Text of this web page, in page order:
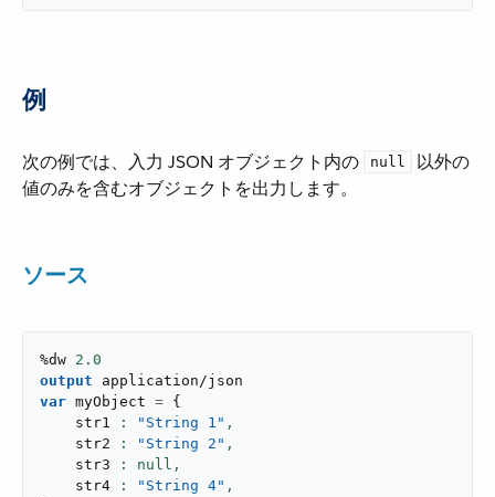
例
次の例では、入力 JSON オブジェクト内の ​ null
​ 以外の
値のみを含むオブジェクトを出力します。
ソース
%dw 2.0
output
application/json
var myObject = {
    str1
: "String 1" ,
    str2
: "String 2" ,
    str3
: null,
    str4
: "String 4" ,